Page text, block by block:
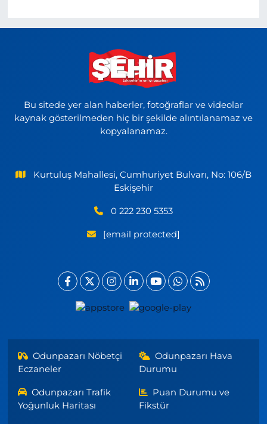
Bu sitede yer alan haberler, fotoğraflar ve videolar
kaynak gösterilmeden hiç bir şekilde alıntılanamaz ve
kopyalanamaz.
Kurtuluş Mahallesi, Cumhuriyet Bulvarı, No: 106/B
Eskişehir
0 222 230 5353
[email protected]
Odunpazarı Nöbetçi
Eczaneler
Odunpazarı Hava
Durumu
Odunpazarı Trafik
Yoğunluk Haritası
Puan Durumu ve
Fikstür